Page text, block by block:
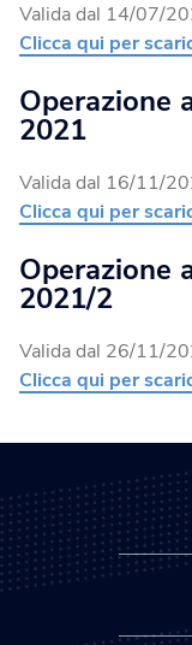
Valida dal 14/07/
Clicca qui per
Operazione
2021
Valida dal 16/11/
Clicca qui per
Operazione
2021/2
Valida dal 26/11/
Clicca qui per